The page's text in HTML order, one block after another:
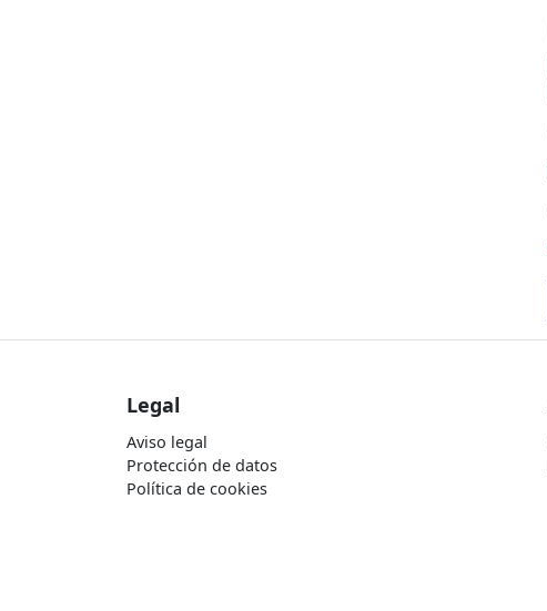
Legal
Aviso legal
Protección de datos
Política de cookies